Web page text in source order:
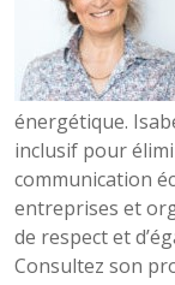
énergétique.
inclusif pour
communication
entreprises et
de respect et
Consultez son